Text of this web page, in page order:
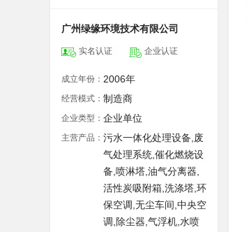
广州绿缘环境技术有限公司
实名认证 企业认证
成立年份： 2006年
经营模式： 制造商
企业类型： 企业单位
主营产品： 污水一体化处理设备,废
气处理系统,催化燃烧设
备,喷淋塔,油气分离器,
活性炭吸附箱,洗涤塔,环
保空调,无尘车间,中央空
调,除尘器,气浮机,水喷